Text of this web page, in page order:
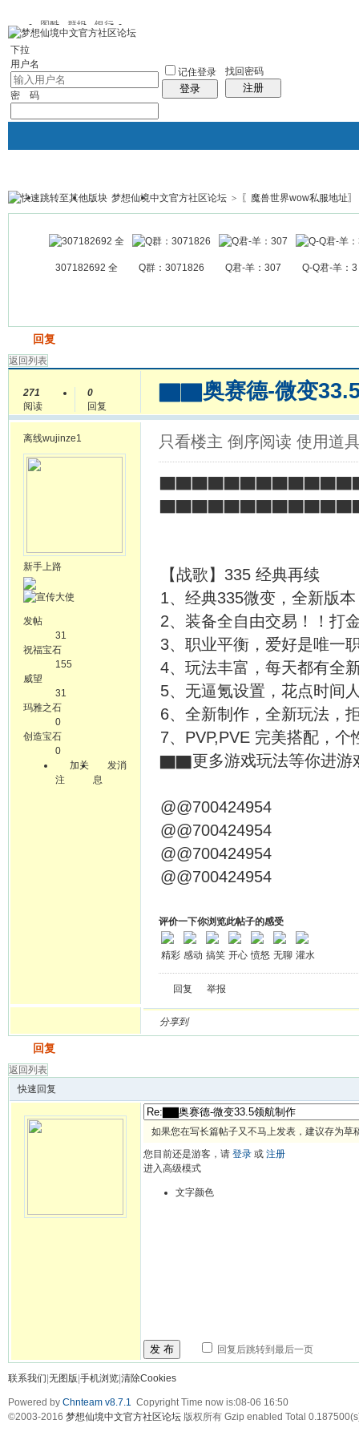
图酷 群组 银行
下拉
用户名
密 码
记住登录
登录
找回密码
注册
银行 群组聚合 我的空间
帖子
梦想仙境中文官方社区论坛 > 〖魔兽世界wow私服地址〗
307182692 全 Q群：3071826 Q君-羊：307 Q-Q君-羊：3
回复
返回列表
271
阅读
0
回复
▇▇奥赛德-微变
离线wujinze1
新手上路
发帖
31
祝福宝石
155
威望
31
玛雅之石
0
创造宝石
0
加关
注
发消
息
只看楼主 倒序阅读 使用道
【战歌】335 经典再续
1、经典335微变，全新版
2、装备全自由交易！！打
3、职业平衡，爱好是唯一
4、玩法丰富，每天都有全
5、无逼氪设置，花点时间
6、全新制作，全新玩法，
7、PVP,PVE 完美搭配，
▇▇更多游戏玩法等你进
@@700424954
@@700424954
@@700424954
@@700424954
评价一下你浏览此帖子的感受
精彩 感动 搞笑 开心 愤怒 无聊 灌水
回复 举报
分享到
回复
返回列表
快速回复
如果您在写长篇帖子又不马上发表，建议存为草
您目前还是游客，请 登录 或 注册
进入高级模式
文字颜色
发 布 回复后跳转到最后一页
联系我们 无图版 手机浏览 清除Cookies
Powered by Chnteam v8.7.1 Copyright Time now is:08-06 16:50
©2003-2016 梦想仙境中文官方社区论坛 版权所有 Gzip enabled Total